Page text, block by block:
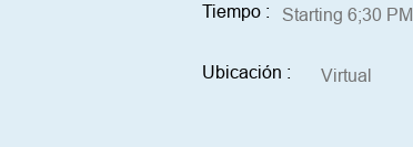
Tiempo : Starting 6;30 PM
Ubicación : Virtual